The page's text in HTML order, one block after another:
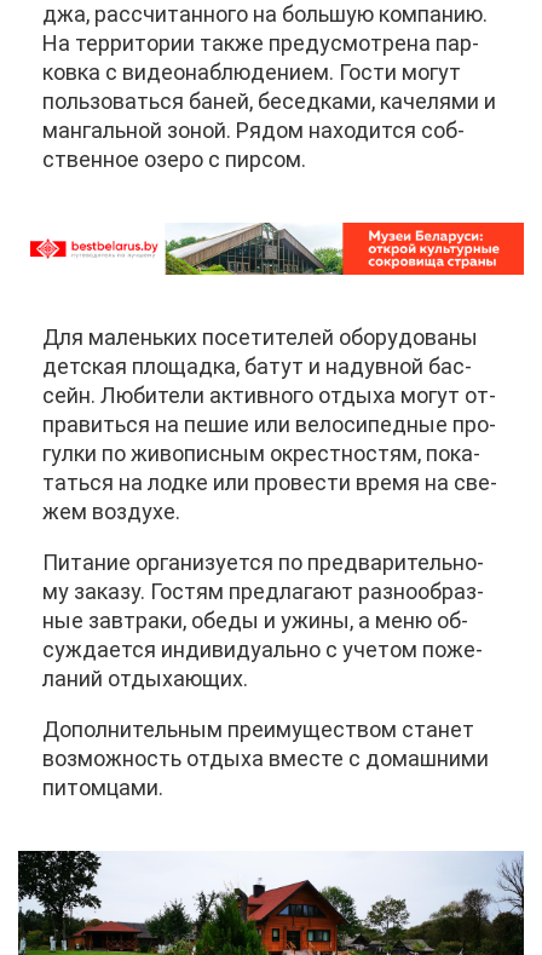
джа, рас­счи­тан­но­го на боль­шую ком­па­нию.
На тер­ри­то­рии та­к­же преду­смот­ре­на пар­
ков­ка с ви­део­на­блю­де­ни­ем. Го­сти мо­гут
поль­зо­вать­ся ба­ней, бе­сед­ка­ми, ка­че­ля­ми и
ман­галь­ной зо­ной. Ря­дом на­хо­дит­ся соб­
ствен­ное озе­ро с пир­сом.
Для ма­лень­ких по­се­ти­те­лей обо­ру­до­ва­ны
дет­ская пло­щад­ка, ба­тут и на­дув­ной бас­
сейн. Лю­би­те­ли ак­тив­но­го от­ды­ха мо­гут от­
пра­вить­ся на пе­шие или ве­ло­си­пед­ные про­
гул­ки по жи­во­пис­ным окрест­но­стям, по­ка­
тать­ся на лод­ке или про­ве­сти вре­мя на све­
жем воз­ду­хе.
Пи­та­ние ор­га­ни­зу­ет­ся по пред­ва­ри­тель­но­
му за­ка­зу. Го­стям пред­ла­га­ют раз­но­об­раз­
ные зав­тра­ки, обе­ды и ужи­ны, а ме­ню об­
суж­да­ет­ся ин­ди­ви­ду­аль­но с уче­том по­же­
ла­ний от­ды­ха­ю­щих.
До­пол­ни­тель­ным пре­иму­ще­ством ста­нет
воз­мож­ность от­ды­ха вме­сте с до­маш­ни­ми
пи­том­ца­ми.